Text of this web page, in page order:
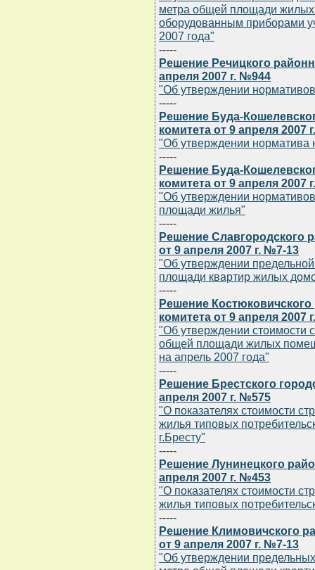
метра общей площади
оборудованным приборами
2007 года"
-----
Решение Речицкого
апреля 2007 г. №944
"Об утверждении
-----
Решение Буда-
комитета от 9 апреля 2007
"Об утверждении норматива
-----
Решение Буда-
комитета от 9 апреля 2007
"Об утверждении
площади жилья"
-----
Решение Славгородского
от 9 апреля 2007 г. №7-13
"Об утверждении
площади квартир жилых
-----
Решение
комитета от 9 апреля 2007
"Об утверждении стоимости
общей площади жилых
на апрель 2007 года"
-----
Решение Брестского
апреля 2007 г. №575
"О показателях стоимости
жилья типовых
г.Бресту"
-----
Решение Лунинецкого
апреля 2007 г. №453
"О показателях стоимости
жилья типовых
-----
Решение Климовичского
от 9 апреля 2007 г. №7-13
"Об утверждении